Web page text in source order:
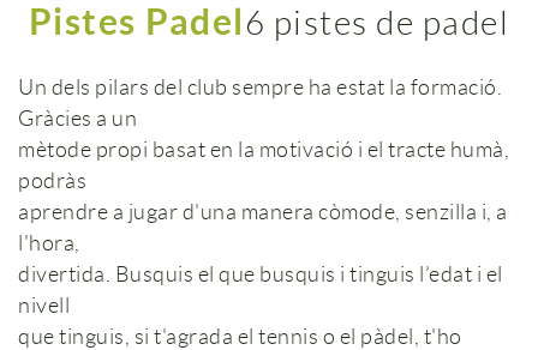
Pistes Padel6 pistes de padel
Un dels pilars del club sempre ha estat la formació.
Gràcies a un
mètode propi basat en la motivació i el tracte humà,
podràs
aprendre a jugar d'una manera còmode, senzilla i, a
l'hora,
divertida. Busquis el que busquis i tinguis l’edat i el
nivell
que tinguis, si t'agrada el tennis o el pàdel, t'ho